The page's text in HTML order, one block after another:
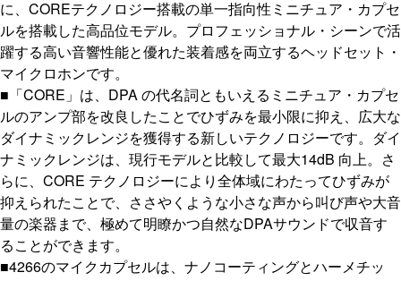
に、COREテクノロジー搭載の単一指向性ミニチュア・カプセ
ルを搭載した高品位モデル。プロフェッショナル・シーンで活
躍する高い音響性能と優れた装着感を両立するヘッドセット・
マイクロホンです。
■「CORE」は、DPA の代名詞ともいえるミニチュア・カプセ
ルのアンプ部を改良したことでひずみを最小限に抑え、広大な
ダイナミックレンジを獲得する新しいテクノロジーです。ダイ
ナミックレンジは、現行モデルと比較して最大14dB 向上。さ
らに、CORE テクノロジーにより全体域にわたってひずみが
抑えられたことで、ささやくような小さな声から叫び声や大音
量の楽器まで、極めて明瞭かつ自然なDPAサウンドで収音す
ることができます。
■4266のマイクカプセルは、ナノコーティングとハーメチッ